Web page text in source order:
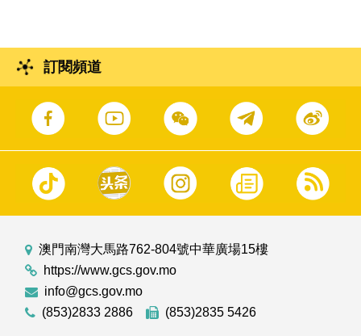
訂閱頻道
澳門南灣大馬路762-804號中華廣場15樓
https://www.gcs.gov.mo
info@gcs.gov.mo
(853)2833 2886
(853)2835 5426